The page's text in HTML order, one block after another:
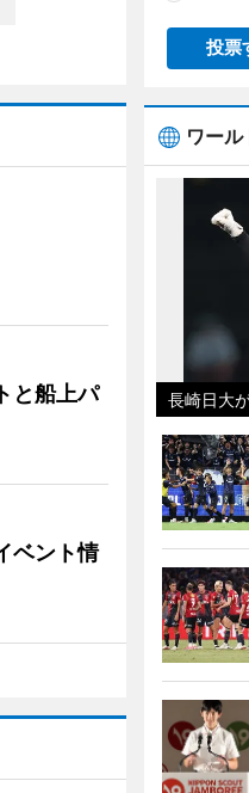
と船上パ
ベント情
投票
ワー
長崎日大